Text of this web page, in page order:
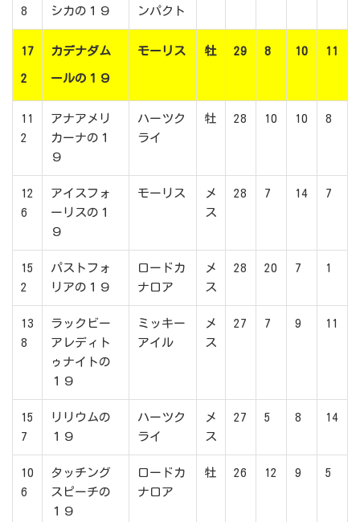
8
シカの１９
ンパクト
17
2
カデナダム
ールの１９
モーリス 牡 29 8 10 11
11
2
アナアメリ
カーナの１
９
ハーツク
ライ
牡 28 10 10 8
12
6
アイスフォ
ーリスの１
９
モーリス
メ
ス
28 7 14 7
15
2
パストフォ
リアの１９
ロードカ
ナロア
メ
ス
28 20 7 1
13
8
ラックビー
アレディト
ゥナイトの
１９
ミッキー
アイル
メ
ス
27 7 9 11
15
7
リリウムの
１９
ハーツク
ライ
メ
ス
27 5 8 14
10
6
タッチング
スピーチの
１９
ロードカ
ナロア
牡 26 12 9 5